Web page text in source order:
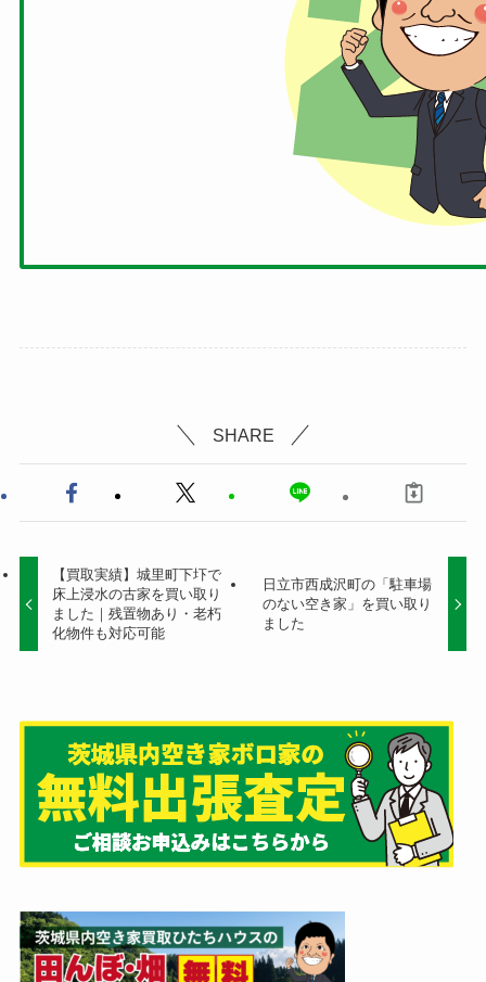
SHARE
【買取実績】城里町下圷で
床上浸水の古家を買い取り
ました｜残置物あり・老朽
化物件も対応可能
日立市西成沢町の「駐車場
のない空き家」を買い取り
ました